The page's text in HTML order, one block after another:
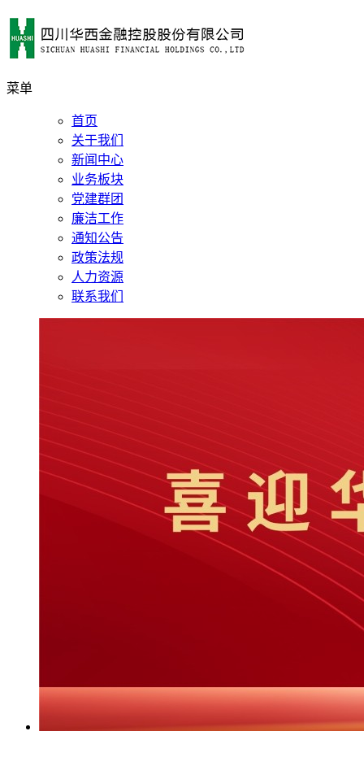
菜单
首页
关于我们
新闻中心
业务板块
党建群团
廉洁工作
通知公告
政策法规
人力资源
联系我们